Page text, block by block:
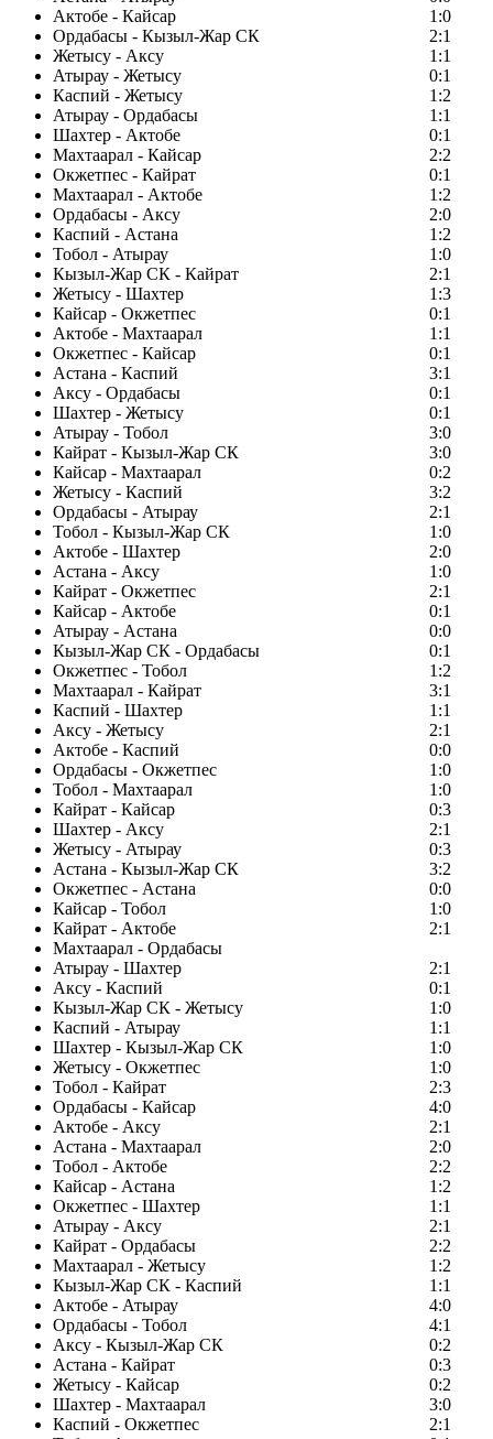
Актобе - Кайсар
1:0
Ордабасы - Кызыл-Жар СК
2:1
Жетысу - Аксу
1:1
Атырау - Жетысу
0:1
Каспий - Жетысу
1:2
Атырау - Ордабасы
1:1
Шахтер - Актобе
0:1
Махтаарал - Кайсар
2:2
Окжетпес - Кайрат
0:1
Махтаарал - Актобе
1:2
Ордабасы - Аксу
2:0
Каспий - Астана
1:2
Тобол - Атырау
1:0
Кызыл-Жар СК - Кайрат
2:1
Жетысу - Шахтер
1:3
Кайсар - Окжетпес
0:1
Актобе - Махтаарал
1:1
Окжетпес - Кайсар
0:1
Астана - Каспий
3:1
Аксу - Ордабасы
0:1
Шахтер - Жетысу
0:1
Атырау - Тобол
3:0
Кайрат - Кызыл-Жар СК
3:0
Кайсар - Махтаарал
0:2
Жетысу - Каспий
3:2
Ордабасы - Атырау
2:1
Тобол - Кызыл-Жар СК
1:0
Актобе - Шахтер
2:0
Астана - Аксу
1:0
Кайрат - Окжетпес
2:1
Кайсар - Актобе
0:1
Атырау - Астана
0:0
Кызыл-Жар СК - Ордабасы
0:1
Окжетпес - Тобол
1:2
Махтаарал - Кайрат
3:1
Каспий - Шахтер
1:1
Аксу - Жетысу
2:1
Актобе - Каспий
0:0
Ордабасы - Окжетпес
1:0
Тобол - Махтаарал
1:0
Кайрат - Кайсар
0:3
Шахтер - Аксу
2:1
Жетысу - Атырау
0:3
Астана - Кызыл-Жар СК
3:2
Окжетпес - Астана
0:0
Кайсар - Тобол
1:0
Кайрат - Актобе
2:1
Махтаарал - Ордабасы
Атырау - Шахтер
2:1
Аксу - Каспий
0:1
Кызыл-Жар СК - Жетысу
1:0
Каспий - Атырау
1:1
Шахтер - Кызыл-Жар СК
1:0
Жетысу - Окжетпес
1:0
Тобол - Кайрат
2:3
Ордабасы - Кайсар
4:0
Актобе - Аксу
2:1
Астана - Махтаарал
2:0
Тобол - Актобе
2:2
Кайсар - Астана
1:2
Окжетпес - Шахтер
1:1
Атырау - Аксу
2:1
Кайрат - Ордабасы
2:2
Махтаарал - Жетысу
1:2
Кызыл-Жар СК - Каспий
1:1
Актобе - Атырау
4:0
Ордабасы - Тобол
4:1
Аксу - Кызыл-Жар СК
0:2
Астана - Кайрат
0:3
Жетысу - Кайсар
0:2
Шахтер - Махтаарал
3:0
Каспий - Окжетпес
2:1